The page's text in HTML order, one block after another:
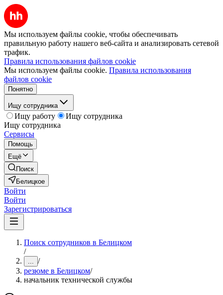
Мы используем файлы cookie, чтобы обеспечивать
правильную работу нашего веб-сайта и анализировать сетевой
трафик.
Правила использования файлов cookie
Мы используем файлы cookie. Правила использования
файлов cookie
Понятно
Ищу сотрудника
Ищу работу
Ищу сотрудника
Ищу сотрудника
Сервисы
Помощь
Ещё
Поиск
Белицкое
Войти
Войти
Зарегистрироваться
Поиск сотрудников в Белицком
/
... /
резюме в Белицком/
начальник технической службы